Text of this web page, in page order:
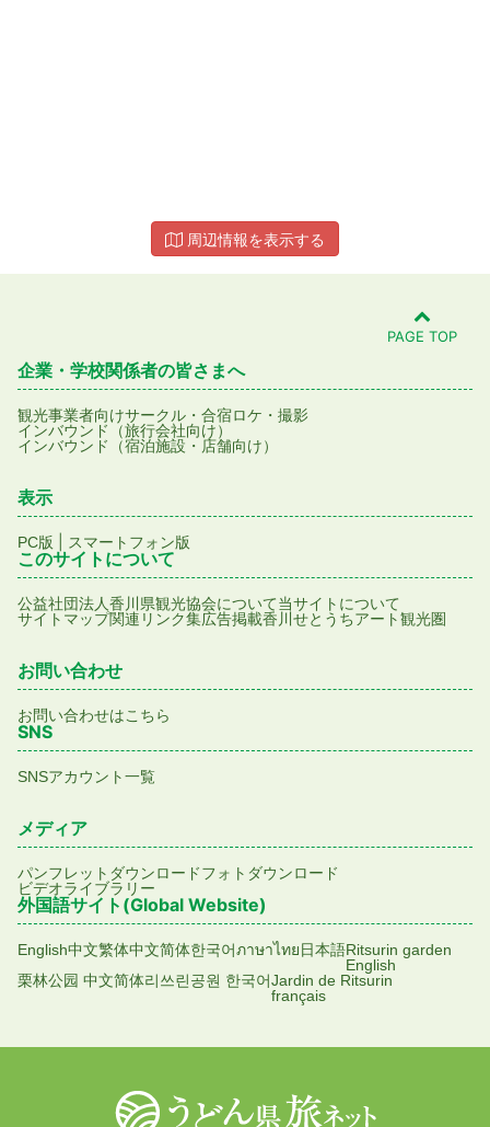
周辺情報を表示する
PAGE TOP
企業・学校関係者の皆さまへ
観光事業者向けサークル・合宿ロケ・撮影
インバウンド（旅行会社向け）
インバウンド（宿泊施設・店舗向け）
表示
PC版 スマートフォン版
このサイトについて
公益社団法人香川県観光協会について当サイトについて
サイトマップ関連リンク集広告掲載香川せとうちアート観光圏
お問い合わせ
お問い合わせはこちら
SNS
SNSアカウント一覧
メディア
パンフレットダウンロードフォトダウンロード
ビデオライブラリー
外国語サイト(Global Website)
English中文繁体中文简体한국어ภาษาไทย日本語Ritsurin garden
English
栗林公园 中文简体리쓰린공원 한국어Jardin de Ritsurin
français